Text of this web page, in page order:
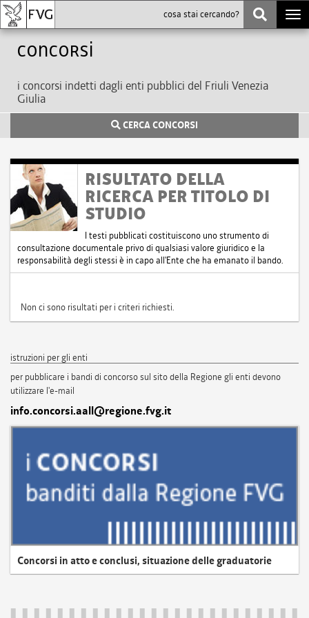
Concorsi
i concorsi indetti dagli enti pubblici del Friuli Venezia
Giulia
CERCA CONCORSI
RISULTATO DELLA
RICERCA PER TITOLO DI
STUDIO
I testi pubblicati costituiscono uno strumento di
consultazione documentale privo di qualsiasi valore giuridico e la
responsabilità degli stessi è in capo all'Ente che ha emanato il bando.
Non ci sono risultati per i criteri richiesti.
istruzioni per gli enti
per pubblicare i bandi di concorso sul sito della Regione gli enti devono
utilizzare l'e-mail
info.concorsi.aall@regione.fvg.it
Concorsi in atto e conclusi, situazione delle graduatorie